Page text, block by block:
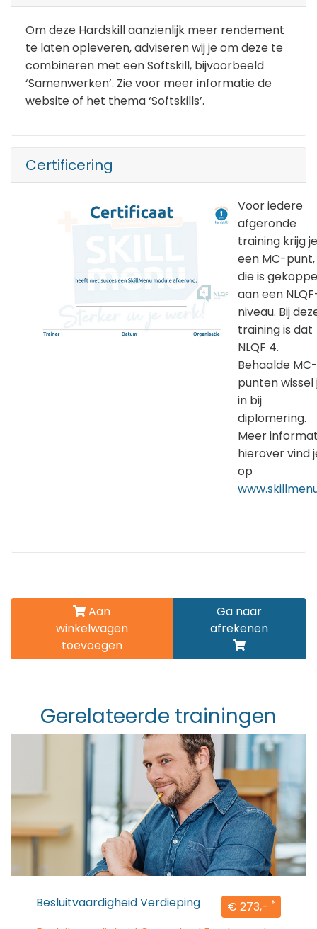
Om deze Hardskill aanzienlijk meer rendement
te laten opleveren, adviseren wij je om deze te
combineren met een Softskill, bijvoorbeeld
‘Samenwerken’. Zie voor meer informatie de
website of het thema ‘Softskills’.
Certificering
Voor iedere
afgeronde
training krijg je
een MC-punt,
die is
aan een
niveau. Bij
training is dat
NLQF 4.
Behaalde MC-
punten wissel
in bij
diplomering.
Meer
hierover vind
op
Aan
winkelwagen
toevoegen
Ga naar
afrekenen
Gerelateerde trainingen
Besluitvaardigheid Verdieping € 273,- *